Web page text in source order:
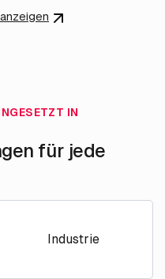
IN
für jede
Industrie